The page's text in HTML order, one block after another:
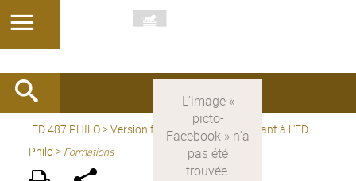
ED 487 PHILO>Version française
être doctorant à l 'ED
Philo> Formations